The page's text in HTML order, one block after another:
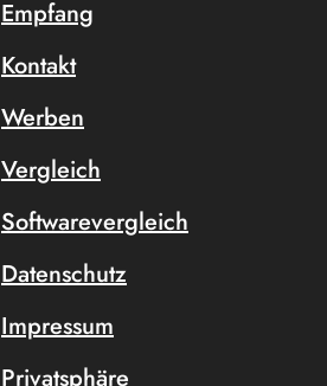
Empfang
Kontakt
Werben
Vergleich
Softwarevergleich
Datenschutz
Impressum
Privatsphäre